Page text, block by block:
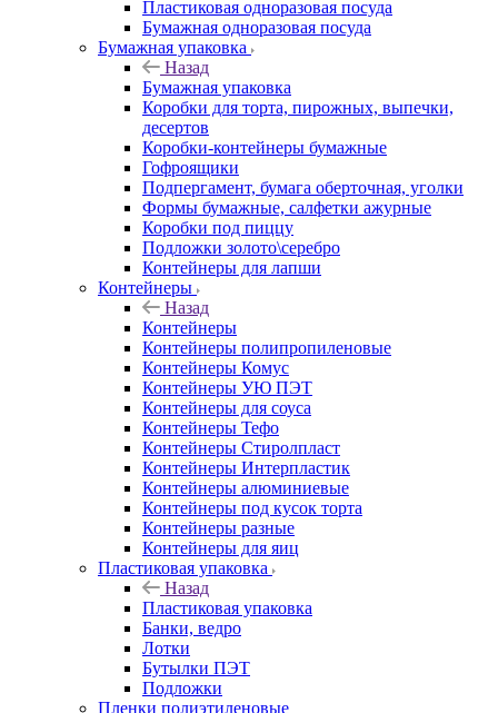
Пластиковая одноразовая посуда
Бумажная одноразовая посуда
Бумажная упаковка
Назад
Бумажная упаковка
Коробки для торта, пирожных, выпечки,
десертов
Коробки-контейнеры бумажные
Гофроящики
Подпергамент, бумага оберточная, уголки
Формы бумажные, салфетки ажурные
Коробки под пиццу
Подложки золото\серебро
Контейнеры для лапши
Контейнеры
Назад
Контейнеры
Контейнеры полипропиленовые
Контейнеры Комус
Контейнеры УЮ ПЭТ
Контейнеры для соуса
Контейнеры Тефо
Контейнеры Стиролпласт
Контейнеры Интерпластик
Контейнеры алюминиевые
Контейнеры под кусок торта
Контейнеры разные
Контейнеры для яиц
Пластиковая упаковка
Назад
Пластиковая упаковка
Банки, ведро
Лотки
Бутылки ПЭТ
Подложки
Пленки полиэтиленовые